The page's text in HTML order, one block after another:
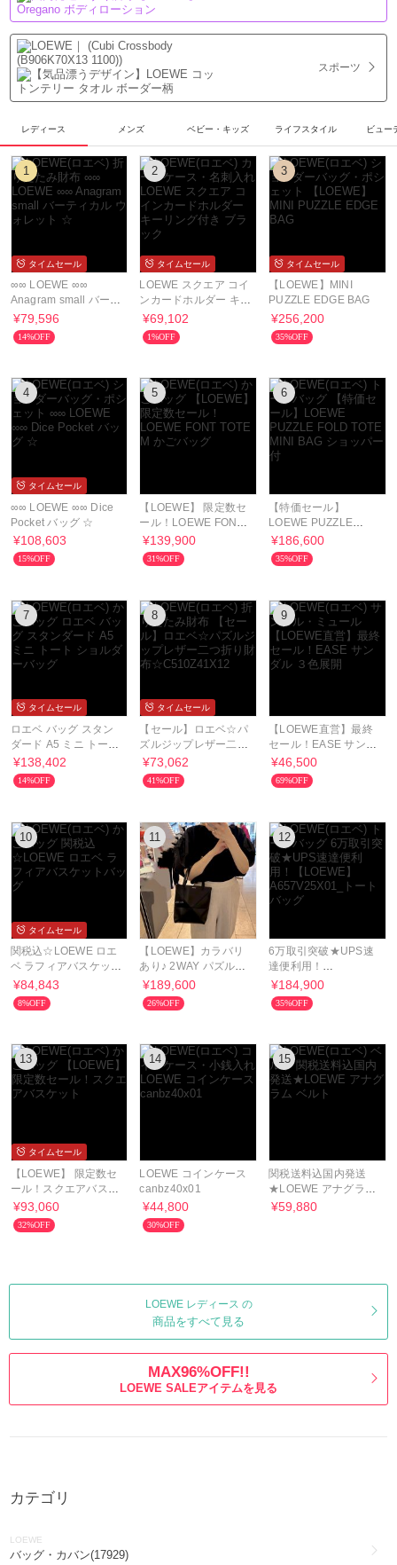
スポーツ
レディース メンズ ベビー・キッズ ライフスタイル ビュー
1
タイムセール
∞∞ LOEWE ∞∞
Anagram small バーテ
ィカル ウォレット ☆
¥79,596
14%OFF
2
タイムセール
LOEWE スクエア コイ
ンカードホルダー キー
リング付き ブラック
¥69,102
1%OFF
3
タイムセール
【LOEWE】MINI
PUZZLE EDGE BAG
¥256,200
35%OFF
4
タイムセール
∞∞ LOEWE ∞∞ Dice
Pocket バッグ ☆
¥108,603
15%OFF
5
【LOEWE】 限定数セ
ール！LOEWE FONT
TOTE M かごバッグ
¥139,900
31%OFF
6
【特価セール】
LOEWE PUZZLE
FOLD TOTE MINI
BAG ショッパー付
¥186,600
35%OFF
7
タイムセール
ロエベ バッグ スタン
ダード A5 ミニ トート
ショルダーバッグ
¥138,402
14%OFF
8
タイムセール
【セール】ロエベ☆パ
ズルジップレザー二つ
折り財布
☆C510Z41X12
¥73,062
41%OFF
9
【LOEWE直営】最終
セール！EASE サンダ
ル ３色展開
¥46,500
69%OFF
10
タイムセール
関税込☆LOEWE ロエ
ベ ラフィアバスケット
バッグ
¥84,843
8%OFF
11
【LOEWE】カラバリ
あり♪ 2WAY パズルフ
ォルド トート ミニ
¥189,600
26%OFF
12
6万取引突破★UPS速
達便利用！
【LOEWE】
A657V25X01_トート
バッグ
¥184,900
35%OFF
13
タイムセール
【LOEWE】 限定数セ
ール！スクエアバスケ
ット
¥93,060
32%OFF
14
LOEWE コインケース
canbz40x01
¥44,800
30%OFF
15
関税送料込国内発送
★LOEWE アナグラム
ベルト
¥59,880
LOEWE レディース の
商品をすべて見る
MAX96%OFF!!
LOEWE SALEアイテムを見る
カテゴリ
LOEWE
バッグ・カバン(17929)